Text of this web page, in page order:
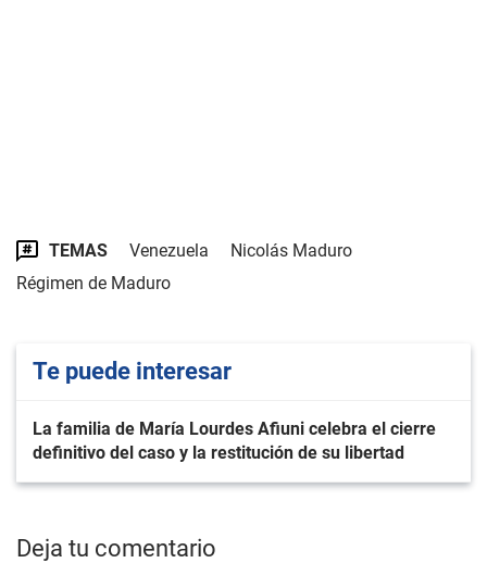
TEMAS Venezuela
Nicolás Maduro
Régimen de Maduro
Te puede interesar
La familia de María Lourdes Afiuni celebra el cierre
definitivo del caso y la restitución de su libertad
Deja tu comentario